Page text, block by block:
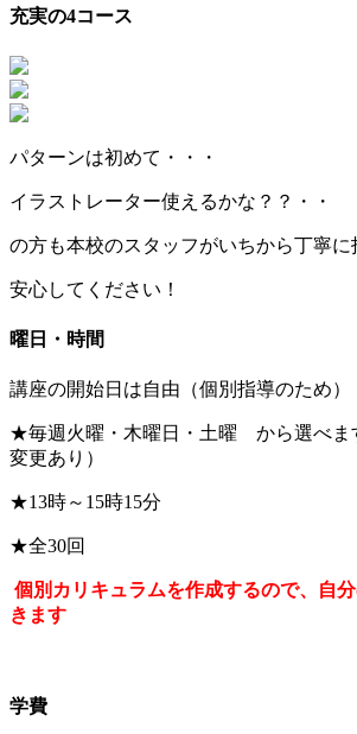
充実の4コース
パターンは初めて・・・
イラストレーター使えるかな？？・・
の方も本校のスタッフがいちから丁寧
安心してください！
曜日・時間
講座の開始日は自由（個別指導のため）
★毎週火曜・木曜日・土曜 から選べま
変更あり）
★13時～15時15分
★全30回
個別カリキュラムを作成するので、自
きます
学費